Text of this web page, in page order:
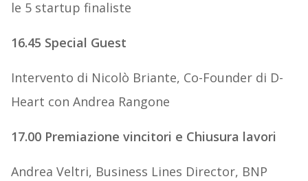
le 5 startup finaliste
16.45 Special Guest
Intervento di Nicolò Briante, Co-Founder di D-
Heart con Andrea Rangone
17.00 Premiazione vincitori e Chiusura lavori
Andrea Veltri, Business Lines Director, BNP